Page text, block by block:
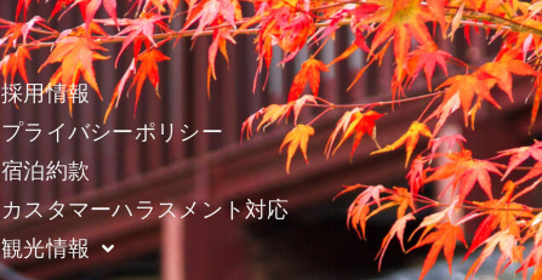
採用情報
プライバシーポリシー
宿泊約款
カスタマーハラスメント対応
観光情報